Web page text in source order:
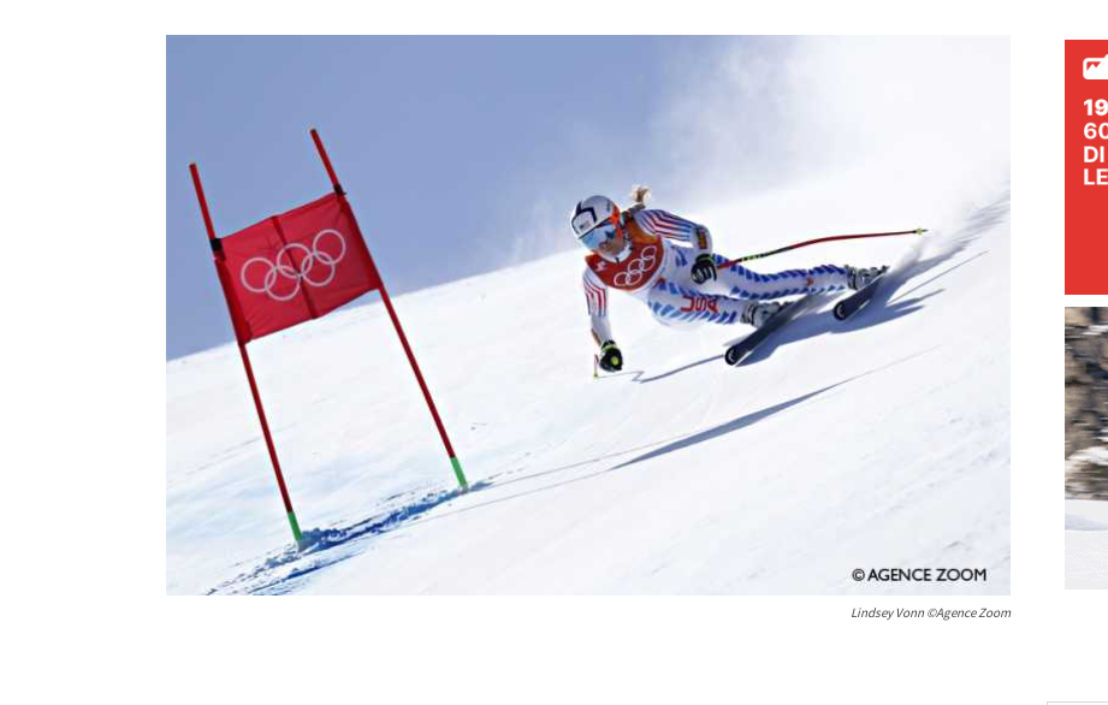
Lindsey Vonn ©Agence Zoom